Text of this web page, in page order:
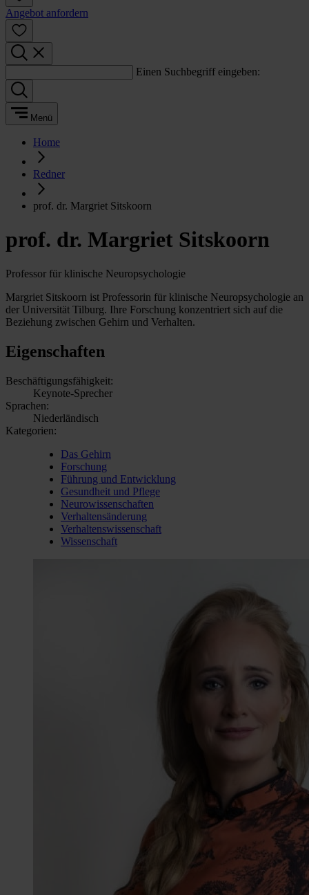
Angebot anfordern
Einen Suchbegriff eingeben:
Menü
Home
Redner
prof. dr. Margriet Sitskoorn
prof. dr. Margriet Sitskoorn
Professor für klinische Neuropsychologie
Margriet Sitskoorn ist Professorin für klinische Neuropsychologie an
der Universität Tilburg. Ihre Forschung konzentriert sich auf die
Beziehung zwischen Gehirn und Verhalten.
Eigenschaften
Beschäftigungsfähigkeit:
Keynote-Sprecher
Sprachen:
Niederländisch
Kategorien:
Das Gehirn
Forschung
Führung und Entwicklung
Gesundheit und Pflege
Neurowissenschaften
Verhaltensänderung
Verhaltenswissenschaft
Wissenschaft